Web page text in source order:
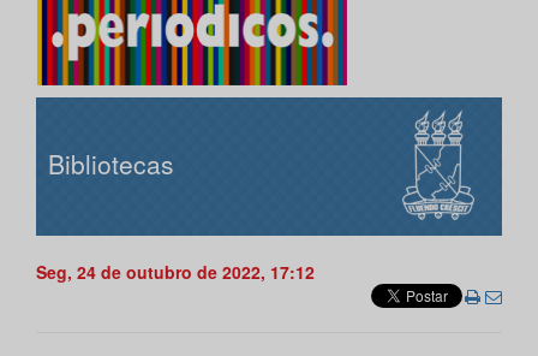
Bibliotecas
Seg, 24 de outubro de 2022, 17:12